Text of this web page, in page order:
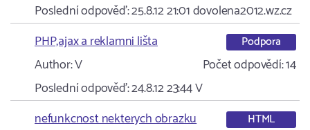
Poslední odpověď:25.8.12 21:01dovolena2012.wz.cz
PHP,ajax a reklamni lišta
Podpora
Author:V Počet odpovědí:14
Poslední odpověď:24.8.12 23:44V
nefunkcnost nekterych obrazku
HTML